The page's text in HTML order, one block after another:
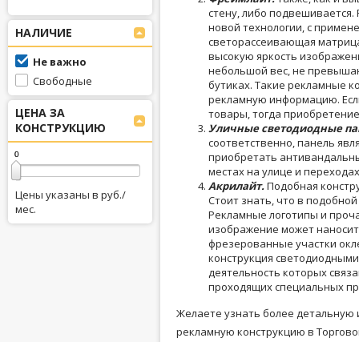
НАЛИЧИЕ
Не важно
Свободные
ЦЕНА ЗА
КОНСТРУКЦИЮ
0
0
Цены указаны в руб./
мес.
стену, либо
новой технологии, с
светорассеивающая
высокую яркость
небольшой вес, не
бутиках. Такие рекламные
рекламную информацию.
товары, тогда
Уличные светодиодные
соответственно, панель
приобретать
местах на улице и
Акрилайт.Подобная
Стоит знать, что в
Рекламные логотипы и
изображение может
фрезерованные участки
конструкция
деятельность которых
проходящих специальных
Желаете узнать более
рекламную конструкцию в